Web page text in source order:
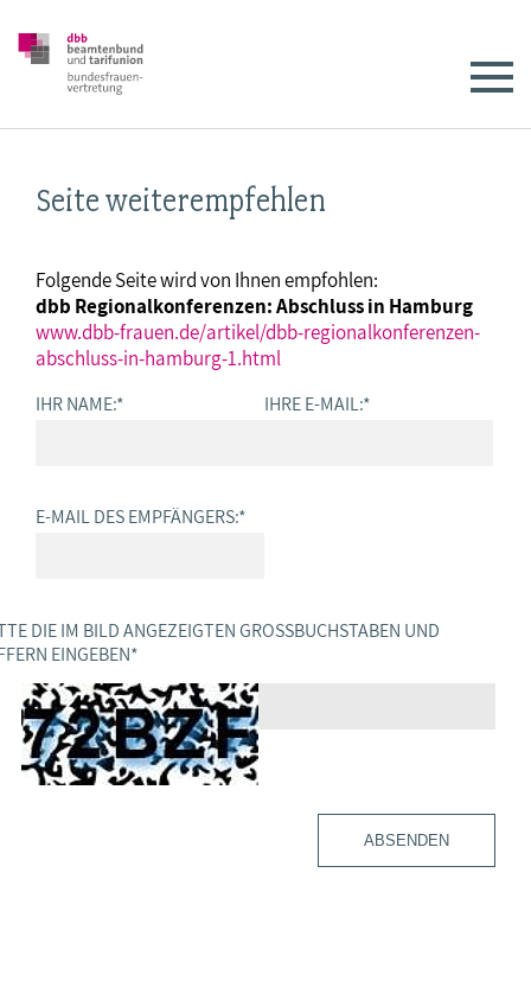
Seite weiterempfehlen
Folgende Seite wird von Ihnen empfohlen:
dbb Regionalkonferenzen: Abschluss in Hamburg
www.dbb-frauen.de/artikel/dbb-regionalkonferenzen-
abschluss-in-hamburg-1.html
IHR NAME:* IHRE E-MAIL:*
E-MAIL DES EMPFÄNGERS:*
DIE IM BILD ANGEZEIGTEN GROSSBUCHSTABEN UND Z
EINGEBEN *
ABSENDEN